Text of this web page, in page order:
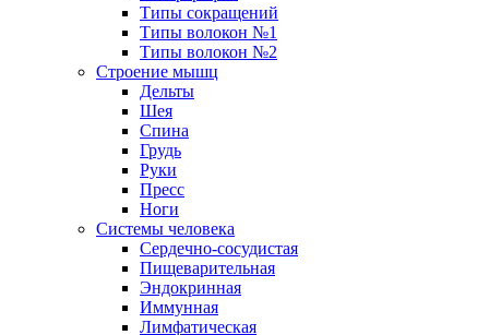
Типы сокращений
Типы волокон №1
Типы волокон №2
Строение мышц
Дельты
Шея
Спина
Грудь
Руки
Пресс
Ноги
Системы человека
Сердечно-сосудистая
Пищеварительная
Эндокринная
Иммунная
Лимфатическая